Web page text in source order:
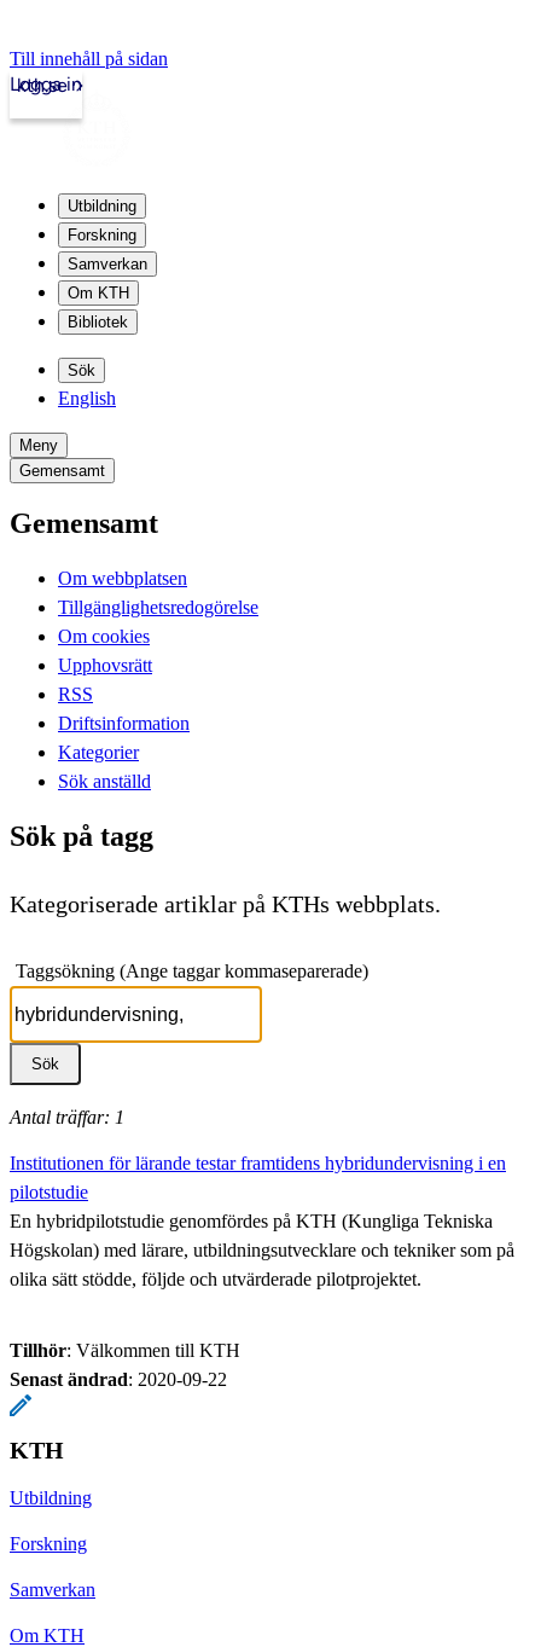
Till innehåll på sidan
kth.se
Logga in
Utbildning
Forskning
Samverkan
Om KTH
Bibliotek
Sök
English
Meny
Gemensamt
Gemensamt
Om webbplatsen
Tillgänglighetsredogörelse
Om cookies
Upphovsrätt
RSS
Driftsinformation
Kategorier
Sök anställd
Sök på tagg
Kategoriserade artiklar på KTHs webbplats.
Taggsökning (Ange taggar kommaseparerade)
Antal träffar: 1
Institutionen för lärande testar framtidens hybridundervisning i en
pilotstudie
En hybridpilotstudie genomfördes på KTH (Kungliga Tekniska
Högskolan) med lärare, utbildningsutvecklare och tekniker som på
olika sätt stödde, följde och utvärderade pilotprojektet.
Tillhör: Välkommen till KTH
Senast ändrad: 2020-09-22
KTH
Utbildning
Forskning
Samverkan
Om KTH